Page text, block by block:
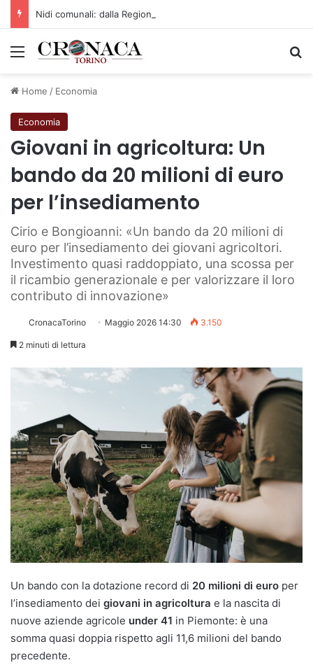
Menu
Home / Economia
Economia
Giovani in agricoltura: Un
bando da 20 milioni di euro
per l’insediamento
Cirio e Bongioanni: «Un bando da 20 milioni di
euro per l’insediamento dei giovani agricoltori.
Investimento quasi raddoppiato, una scossa per
il ricambio generazionale e per valorizzare il loro
contributo di innovazione»
CronacaTorino Maggio 2026 14:30 3.150
2 minuti di lettura
Un bando con la dotazione record di 20 milioni di euro per
l’insediamento dei giovani in agricoltura e la nascita di
nuove aziende agricole under 41 in Piemonte: è una
somma quasi doppia rispetto agli 11,6 milioni del bando
precedente.